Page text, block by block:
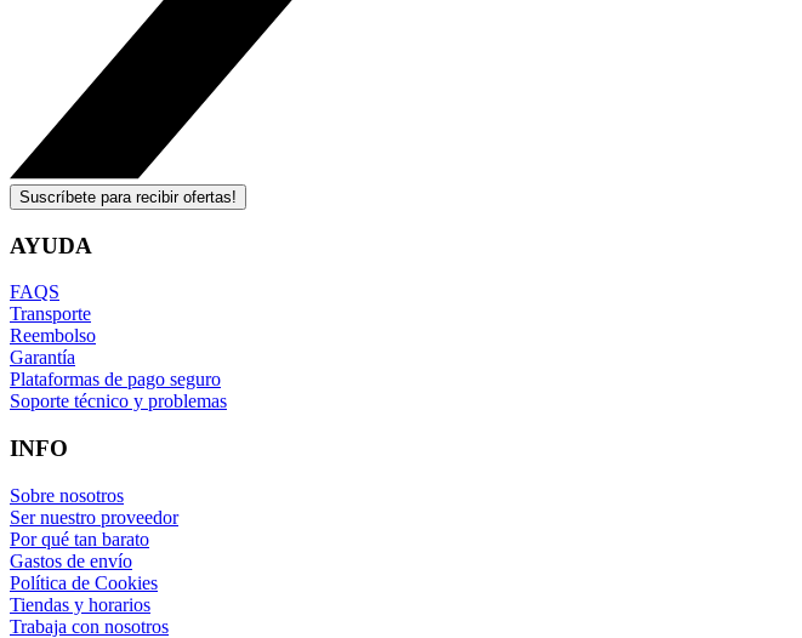
Suscríbete para recibir ofertas!
AYUDA
FAQS
Transporte
Reembolso
Garantía
Plataformas de pago seguro
Soporte técnico y problemas
INFO
Sobre nosotros
Ser nuestro proveedor
Por qué tan barato
Gastos de envío
Política de Cookies
Tiendas y horarios
Trabaja con nosotros